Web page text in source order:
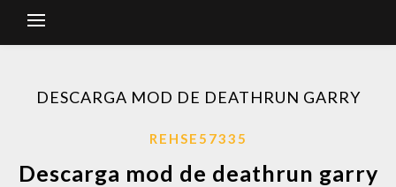
DESCARGA MOD DE DEATHRUN GARRY
REHSE57335
Descarga mod de deathrun garry